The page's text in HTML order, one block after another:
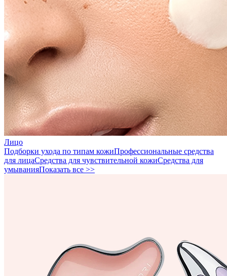
Лицо
Подборки ухода по типам кожиПрофессиональные средства
для лицаСредства для чувствительной кожиСредства для
умыванияПоказать все >>